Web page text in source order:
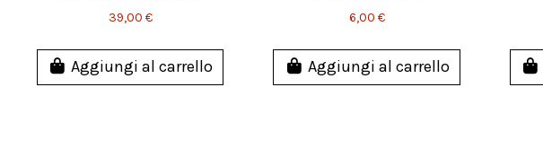
39,00 €
Aggiungi al carrello
6,00 €
Aggiungi al carrello